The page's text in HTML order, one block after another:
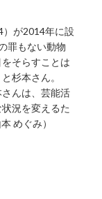
が2014年に設
罪もない動物
そらすことは
杉本さん。
さんは、芸能活
況を変えるた
めぐみ）